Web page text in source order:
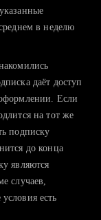
поднимаете
оценить шансы
в неделю
даёт доступ
Если
на тот же
подписку
до конца
являются
случаев,
есть